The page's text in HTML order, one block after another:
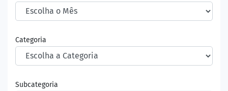
Categoria
Subcategoria